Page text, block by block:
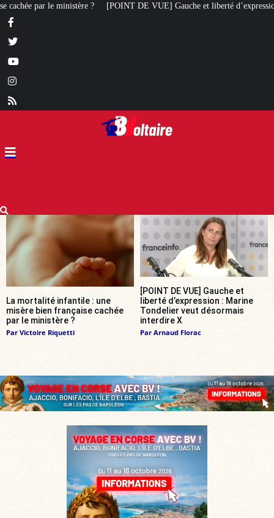
DE VUE] Gauche et liberté d’expression : Marine Tondelier veut
La mortalité infantile : une
misère bien française cachée
par le ministère ?
Par Victoire Riquetti
[POINT DE VUE] Gauche et
liberté d’expression : Marine
Tondelier veut désormais
interdire X
Par Arnaud Florac